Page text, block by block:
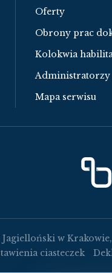
Oferty
Obrony prac
Kolokwia
Administratorzy
Mapa serwisu
w
ciasteczek